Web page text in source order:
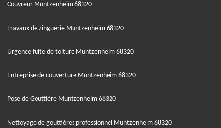
Couvreur Muntzenheim 68320
Travaux de zinguerie Muntzenheim 68320
Urgence fuite de toiture Muntzenheim 68320
Entreprise de couverture Muntzenheim 68320
Pose de Gouttière Muntzenheim 68320
Nettoyage de gouttières professionnel Muntzenheim 68320